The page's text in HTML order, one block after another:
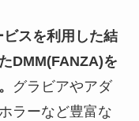
スを利用した結
DMM(FANZA)を
グラビアやアダ
ラーなど豊富な